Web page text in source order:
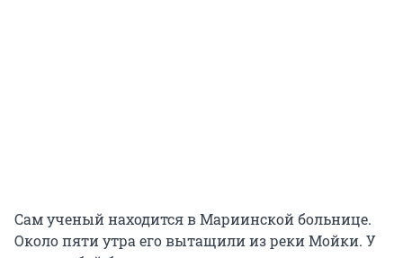
Сам ученый находится в Мариинской больнице.
Около пяти утра его вытащили из реки Мойки. У